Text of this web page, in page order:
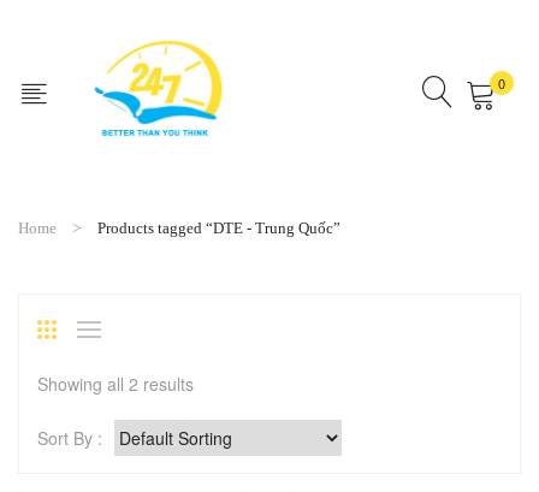
0
Home Products tagged “DTE - Trung Quốc”
Showing all 2 results
Sort By :